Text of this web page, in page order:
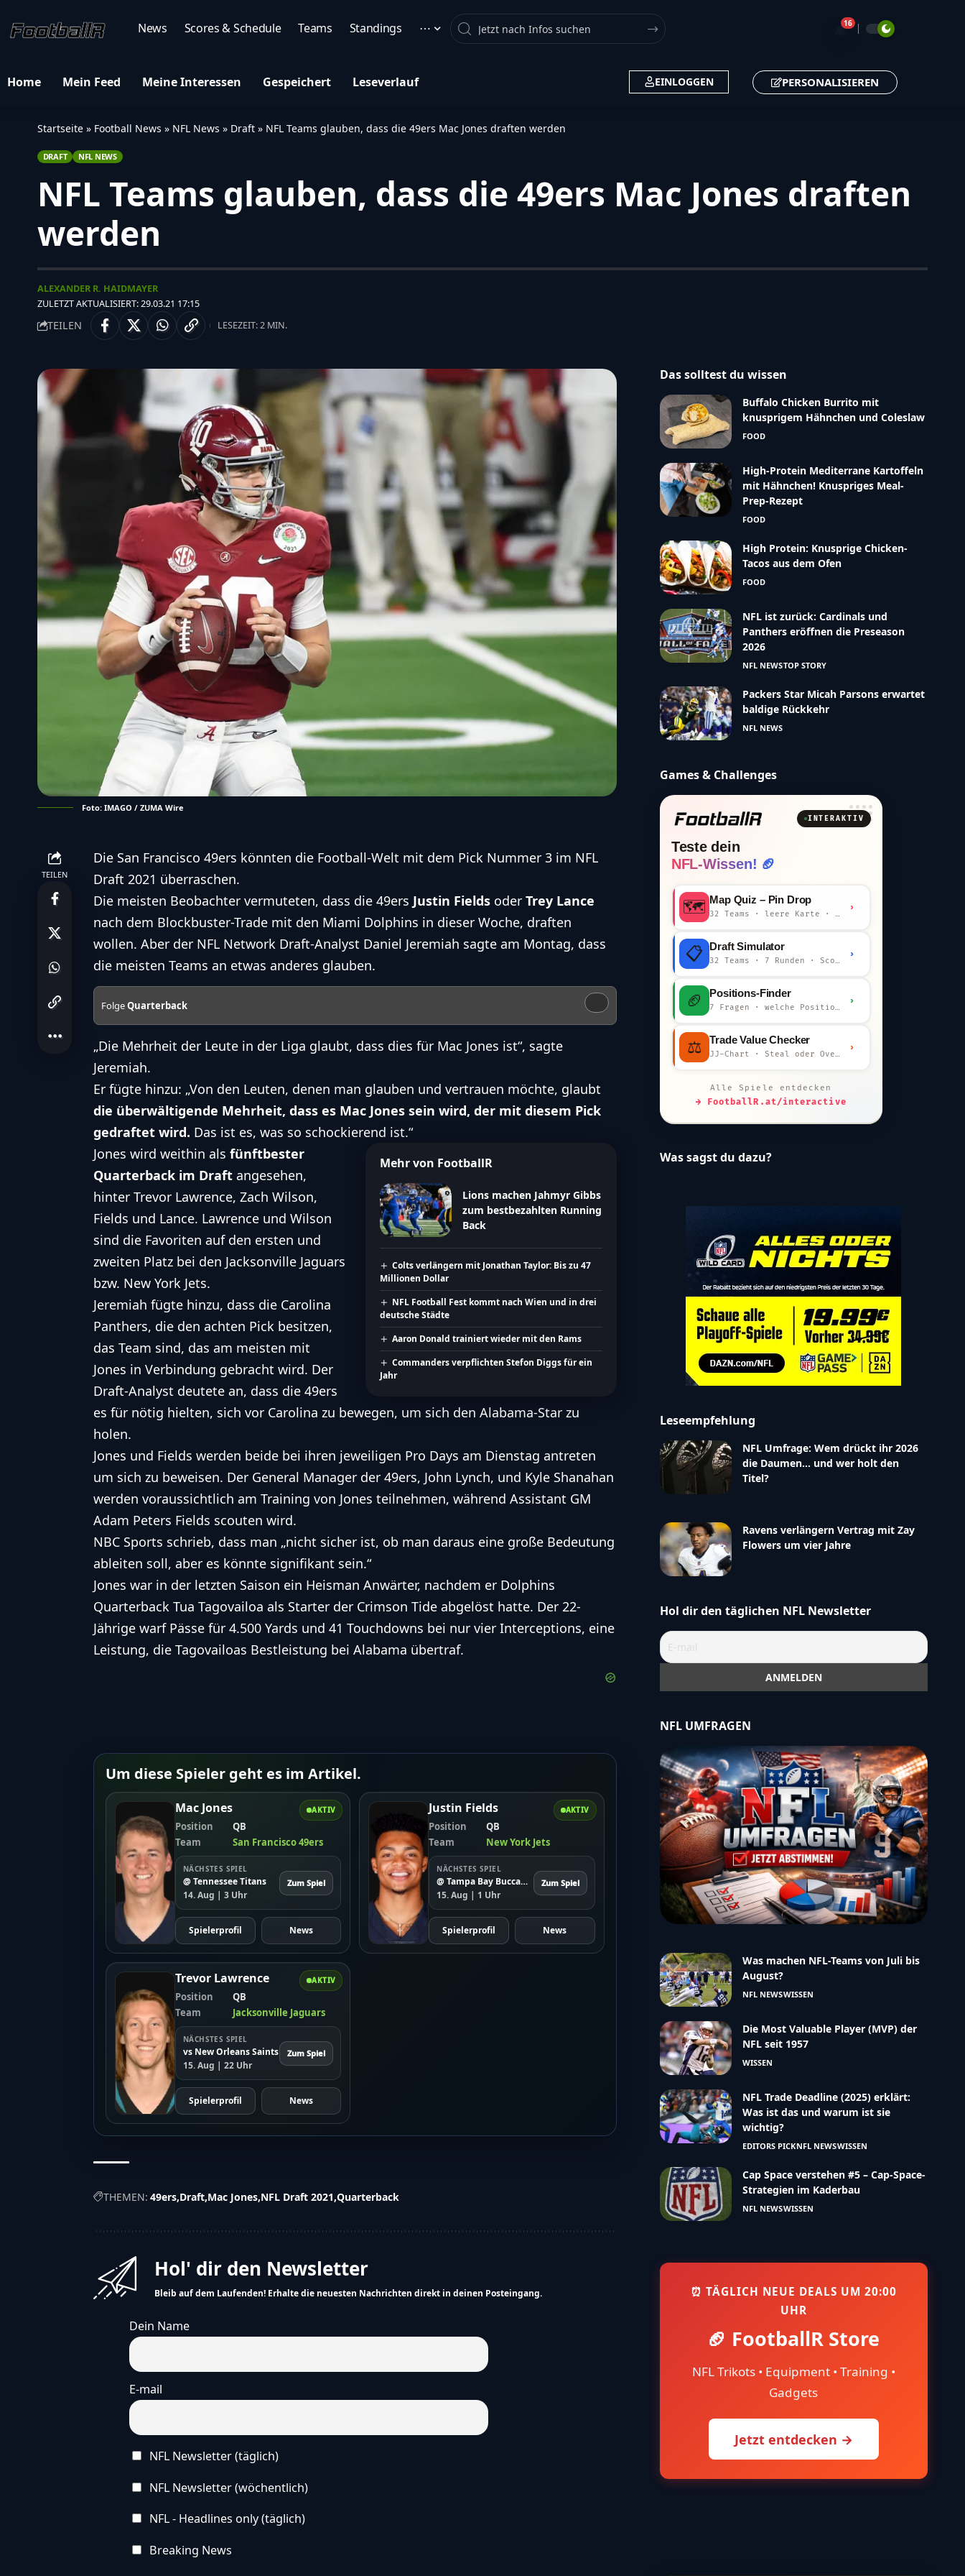
News Scores & Schedule Teams Standings ⋯ Search 🔔16
Home Mein Feed Meine Interessen Gespeichert Leseverlauf EINLOGGEN PERSONALISIEREN
Startseite » Football News » NFL News » Draft » NFL Teams glauben, dass die 49ers Mac Jones draften werden
DRAFT NFL NEWS
NFL Teams glauben, dass die 49ers Mac Jones draften
werden
ZULETZT AKTUALISIERT: 29.03.21 17:15
ALEXANDER R. HAIDMAYER
TEILEN LESEZEIT: 2 MIN.
Foto: IMAGO / ZUMA Wire
TEILEN
Die San Francisco 49ers könnten die Football-Welt mit dem Pick Nummer 3 im NFL
Draft 2021 überraschen.
Die meisten Beobachter vermuteten, dass die 49ers Justin Fields oder Trey Lance
nach dem Blockbuster-Trade mit den Miami Dolphins in dieser Woche, draften
wollen. Aber der NFL Network Draft-Analyst Daniel Jeremiah sagte am Montag, dass
die meisten Teams an etwas anderes glauben.
FolgeQuarterback
„Die Mehrheit der Leute in der Liga glaubt, dass dies für Mac Jones ist“, sagte
Jeremiah.
Er fügte hinzu: „Von den Leuten, denen man glauben und vertrauen möchte, glaubt
die überwältigende Mehrheit, dass es Mac Jones sein wird, der mit diesem Pick
gedraftet wird. Das ist es, was so schockierend ist.“
Mehr von FootballR
Lions machen Jahmyr Gibbs
zum bestbezahlten Running
Back
Colts verlängern mit Jonathan Taylor: Bis zu 47
Millionen Dollar
NFL Football Fest kommt nach Wien und in drei
deutsche Städte
Aaron Donald trainiert wieder mit den Rams
Commanders verpflichten Stefon Diggs für ein
Jahr
Jones wird weithin als fünftbester
Quarterback im Draft angesehen,
hinter Trevor Lawrence, Zach Wilson,
Fields und Lance. Lawrence und Wilson
sind die Favoriten auf den ersten und
zweiten Platz bei den Jacksonville Jaguars
bzw. New York Jets.
Jeremiah fügte hinzu, dass die Carolina
Panthers, die den achten Pick besitzen,
das Team sind, das am meisten mit
Jones in Verbindung gebracht wird. Der
Draft-Analyst deutete an, dass die 49ers
es für nötig hielten, sich vor Carolina zu bewegen, um sich den Alabama-Star zu
holen.
Jones und Fields werden beide bei ihren jeweiligen Pro Days am Dienstag antreten
um sich zu beweisen. Der General Manager der 49ers, John Lynch, und Kyle Shanahan
werden voraussichtlich am Training von Jones teilnehmen, während Assistant GM
Adam Peters Fields scouten wird.
NBC Sports schrieb, dass man „nicht sicher ist, ob man daraus eine große Bedeutung
ableiten soll, aber es könnte signifikant sein.“
Jones war in der letzten Saison ein Heisman Anwärter, nachdem er Dolphins
Quarterback Tua Tagovailoa als Starter der Crimson Tide abgelöst hatte. Der 22-
Jährige warf Pässe für 4.500 Yards und 41 Touchdowns bei nur vier Interceptions, eine
Leistung, die Tagovailoas Bestleistung bei Alabama übertraf.
Um diese Spieler geht es im Artikel.
AKTIV
Mac Jones
Position
QB
Team
San Francisco 49ers
NÄCHSTES SPIEL
@ Tennessee Titans
14. Aug | 3 Uhr
Zum Spiel
Spielerprofil News
AKTIV
Justin Fields
Position
QB
Team
New York Jets
NÄCHSTES SPIEL
@ Tampa Bay Buccaneers
15. Aug | 1 Uhr
Zum Spiel
Spielerprofil News
AKTIV
Trevor Lawrence
Position
QB
Team
Jacksonville Jaguars
NÄCHSTES SPIEL
vs New Orleans Saints
15. Aug | 22 Uhr
Zum Spiel
Spielerprofil News
THEMEN: 49ers Draft Mac Jones NFL Draft 2021 Quarterback
Hol' dir den Newsletter
Bleib auf dem Laufenden! Erhalte die neuesten Nachrichten direkt in deinen Posteingang.
Dein Name
E-mail
NFL Newsletter (täglich)
NFL Newsletter (wöchentlich)
NFL - Headlines only (täglich)
Breaking News
Das solltest du wissen
Buffalo Chicken Burrito mit
knusprigem Hähnchen und Coleslaw
FOOD
High-Protein Mediterrane Kartoffeln
mit Hähnchen! Knuspriges Meal-
Prep-Rezept
FOOD
High Protein: Knusprige Chicken-
Tacos aus dem Ofen
FOOD
NFL ist zurück: Cardinals und
Panthers eröffnen die Preseason
2026
NFL NEWSTOP STORY
Packers Star Micah Parsons erwartet
baldige Rückkehr
NFL NEWS
Games & Challenges
INTERAKTIV
Teste dein
NFL-Wissen! 🏈
🗺️ Map Quiz – Pin Drop
32 Teams · leere Karte · km-Wertung
›
📋 Draft Simulator
32 Teams · 7 Runden · Scout-Kommentar
›
🏈 Positions-Finder
7 Fragen · welche Position bist du?
›
⚖️ Trade Value Checker
JJ-Chart · Steal oder Overpay?
›
Alle Spiele entdecken
→ FootballR.at/interactive
Was sagst du dazu?
Leseempfehlung
NFL Umfrage: Wem drückt ihr 2026
die Daumen… und wer holt den
Titel?
Ravens verlängern Vertrag mit Zay
Flowers um vier Jahre
Hol dir den täglichen NFL Newsletter
NFL UMFRAGEN
Was machen NFL-Teams von Juli bis
August?
NFL NEWSWISSEN
Die Most Valuable Player (MVP) der
NFL seit 1957
WISSEN
NFL Trade Deadline (2025) erklärt:
Was ist das und warum ist sie
wichtig?
EDITORS PICKNFL NEWSWISSEN
Cap Space verstehen #5 – Cap-Space-
Strategien im Kaderbau
NFL NEWSWISSEN
⏰ TÄGLICH NEUE DEALS UM 20:00
UHR
🏈 FootballR Store
NFL Trikots • Equipment • Training •
Gadgets
Jetzt entdecken →